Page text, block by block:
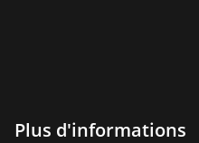
Plus d'informations